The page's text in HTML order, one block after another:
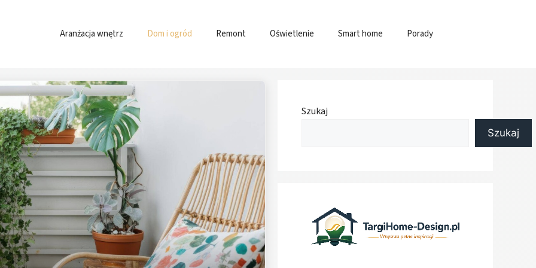
Aranżacja wnętrz Dom i ogród Remont Oświetlenie Smart home Porady
Szukaj
Szukaj